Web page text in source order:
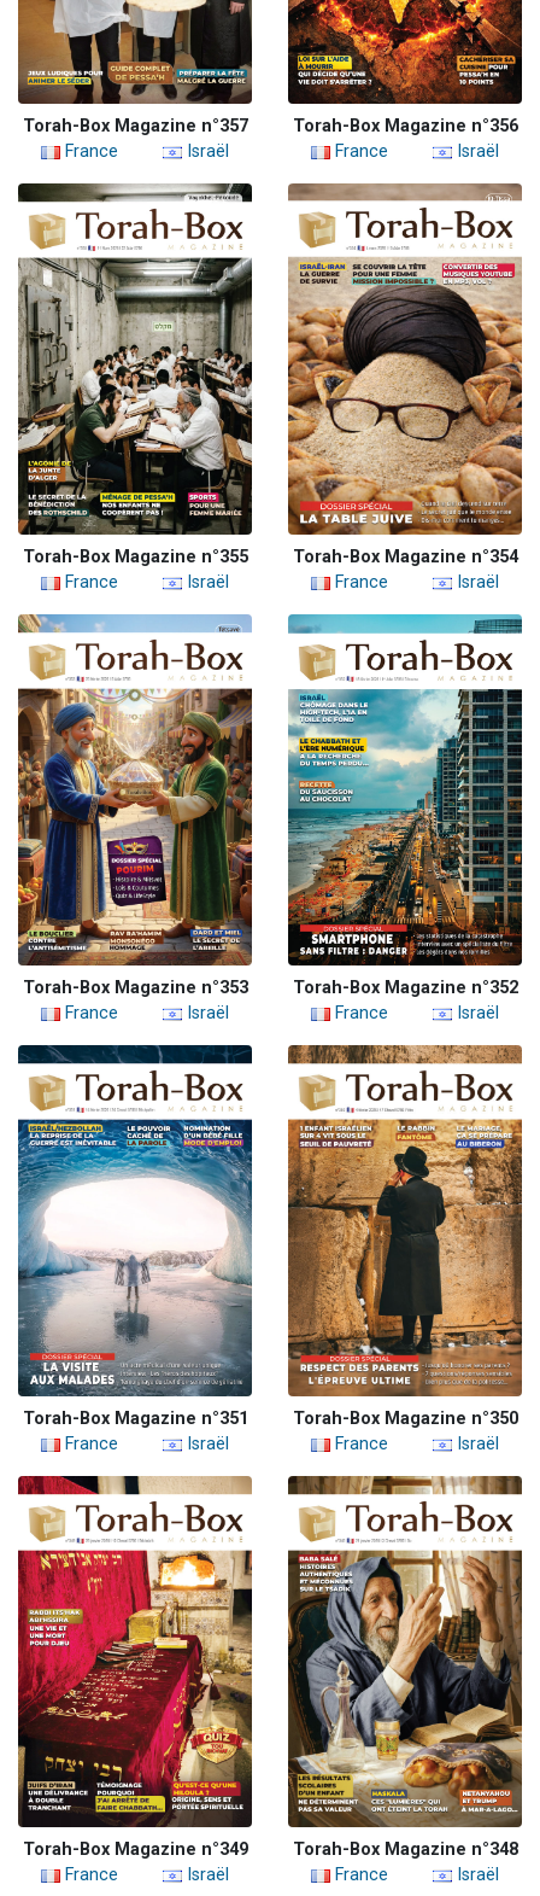
Torah-Box Magazine n°357
France
Israël
Torah-Box Magazine n°356
France
Israël
Torah-Box Magazine n°355
France
Israël
Torah-Box Magazine n°354
France
Israël
Torah-Box Magazine n°353
France
Israël
Torah-Box Magazine n°352
France
Israël
Torah-Box Magazine n°351
France
Israël
Torah-Box Magazine n°350
France
Israël
Torah-Box Magazine n°349
France
Israël
Torah-Box Magazine n°348
France
Israël